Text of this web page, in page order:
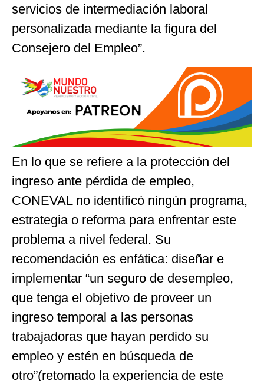
servicios de intermediación laboral
personalizada mediante la figura del
Consejero del Empleo”.
En lo que se refiere a la protección del
ingreso ante pérdida de empleo,
CONEVAL no identificó ningún programa,
estrategia o reforma para enfrentar este
problema a nivel federal. Su
recomendación es enfática: diseñar e
implementar “un seguro de desempleo,
que tenga el objetivo de proveer un
ingreso temporal a las personas
trabajadoras que hayan perdido su
empleo y estén en búsqueda de
otro”(retomado la experiencia de este